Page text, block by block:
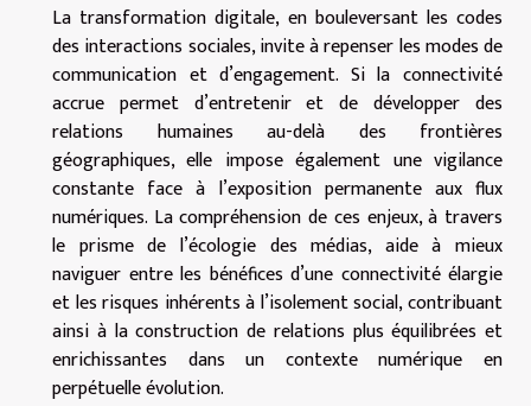
La transformation digitale, en bouleversant les codes
des interactions sociales, invite à repenser les modes de
communication et d’engagement. Si la connectivité
accrue permet d’entretenir et de développer des
relations humaines au-delà des frontières
géographiques, elle impose également une vigilance
constante face à l’exposition permanente aux flux
numériques. La compréhension de ces enjeux, à travers
le prisme de l’écologie des médias, aide à mieux
naviguer entre les bénéfices d’une connectivité élargie
et les risques inhérents à l’isolement social, contribuant
ainsi à la construction de relations plus équilibrées et
enrichissantes dans un contexte numérique en
perpétuelle évolution.